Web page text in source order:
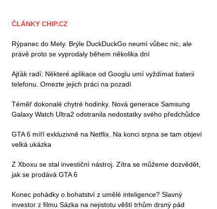
ČLÁNKY CHIP.CZ
Rýpanec do Mety. Brýle DuckDuckGo neumí vůbec nic, ale
právě proto se vyprodaly během několika dní
Ajťák radí: Některé aplikace od Googlu umí vyždímat baterii
telefonu. Omezte jejich práci na pozadí
Téměř dokonalé chytré hodinky. Nová generace Samsung
Galaxy Watch Ultra2 odstranila nedostatky svého předchůdce
GTA 6 míří exkluzivně na Netflix. Na konci srpna se tam objeví
velká ukázka
Z Xboxu se stal investiční nástroj. Zítra se můžeme dozvědět,
jak se prodává GTA 6
Konec pohádky o bohatství z umělé inteligence? Slavný
investor z filmu Sázka na nejistotu věští trhům drsný pád